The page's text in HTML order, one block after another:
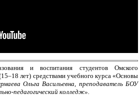
и воспитания студентов Омского
лет) средствами учебного курса «Основы
Ольга Васильевна, преподаватель БОУ
педагогический колледж».